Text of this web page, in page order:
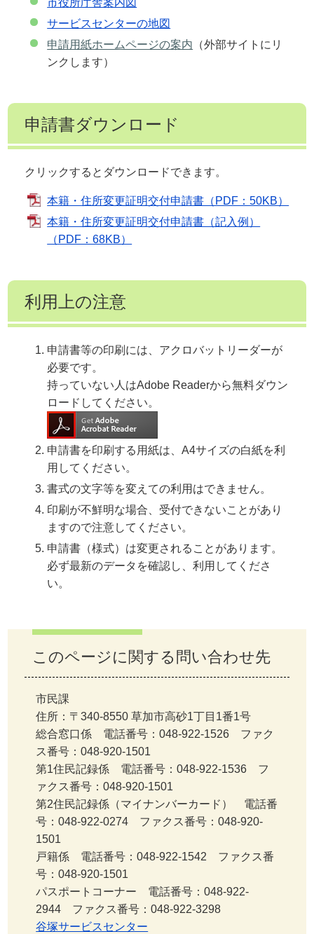
市役所庁舎案内図
サービスセンターの地図
申請用紙ホームページの案内 （外部サイトにリ
ンクします）
申請書ダウンロード
クリックするとダウンロードできます。
本籍・住所変更証明交付申請書（PDF：50KB）
本籍・住所変更証明交付申請書（記入例）
（PDF：68KB）
利用上の注意
申請書等の印刷には、アクロバットリーダーが
必要です。
持っていない人はAdobe Readerから無料ダウン
ロードしてください。
申請書を印刷する用紙は、A4サイズの白紙を利
用してください。
書式の文字等を変えての利用はできません。
印刷が不鮮明な場合、受付できないことがあり
ますので注意してください。
申請書（様式）は変更されることがあります。
必ず最新のデータを確認し、利用してくださ
い。
このページに関する問い合わせ先
市民課
住所：〒340-8550 草加市高砂1丁目1番1号
総合窓口係 電話番号：048-922-1526 ファク
ス番号：048-920-1501
第1住民記録係 電話番号：048-922-1536 フ
ァクス番号：048-920-1501
第2住民記録係（マイナンバーカード） 電話番
号：048-922-0274 ファクス番号：048-920-
1501
戸籍係 電話番号：048-922-1542 ファクス番
号：048-920-1501
パスポートコーナー 電話番号：048-922-
2944 ファクス番号：048-922-3298
谷塚サービスセンター